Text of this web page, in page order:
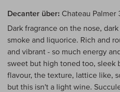
Decanter über: Chateau Palmer
Dark fragrance on the nose,
smoke and liquorice. Rich and
and vibrant - so much energy
sweet but high toned too, sleek
flavour, the texture, lattice like,
but this isn't a light wine.